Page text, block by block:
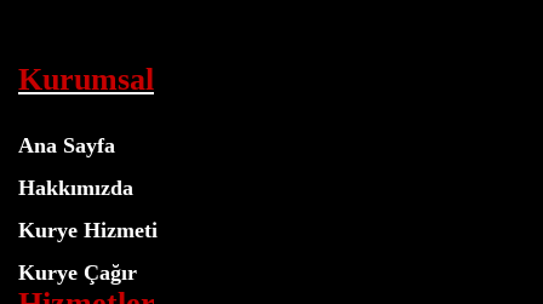
Kurumsal
Ana Sayfa
Hakkımızda
Kurye Hizmeti
Kurye Çağır